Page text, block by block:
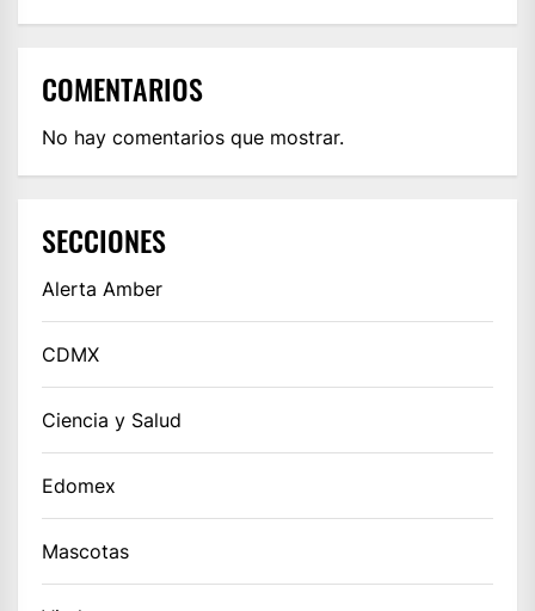
COMENTARIOS
No hay comentarios que mostrar.
SECCIONES
Alerta Amber
CDMX
Ciencia y Salud
Edomex
Mascotas